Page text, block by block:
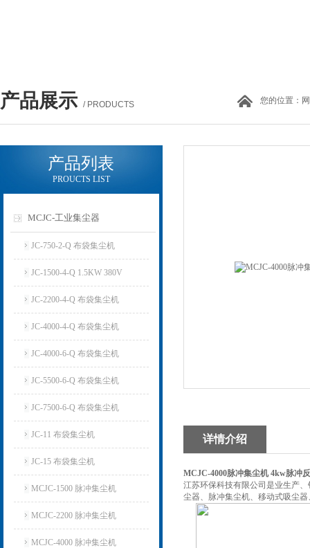
产品展示 / PRODUCTS 您的位置：
产品列表
PROUCTS LIST
MCJC-工业集尘器
JC-750-2-Q 布袋集尘机
JC-1500-4-Q 1.5KW 380V
JC-2200-4-Q 布袋集尘机
JC-4000-4-Q 布袋集尘机
JC-4000-6-Q 布袋集尘机
JC-5500-6-Q 布袋集尘机
JC-7500-6-Q 布袋集尘机
JC-11 布袋集尘机
JC-15 布袋集尘机
MCJC-1500 脉冲集尘机
MCJC-2200 脉冲集尘机
MCJC-4000 脉冲集尘机
详情介绍
MCJC-4000脉冲集尘机 4kw脉冲
江苏环保科技有限公司是业生产
尘器、脉冲集尘机、移动式吸尘